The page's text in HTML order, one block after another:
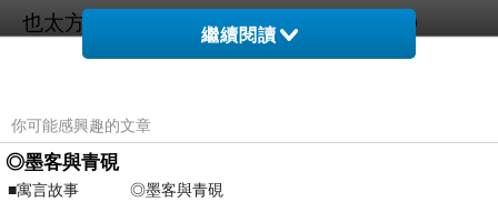
也太方便了吧！！不用在那邊找翻譯啦ＱＱ
Nagoya) 的介紹在下面
如果有興趣到這附近玩的，不妨可以看看喔！
繼續閱讀
你可能感興趣的文章
◎墨客與青硯
■寓言故事 ◎墨客與青硯